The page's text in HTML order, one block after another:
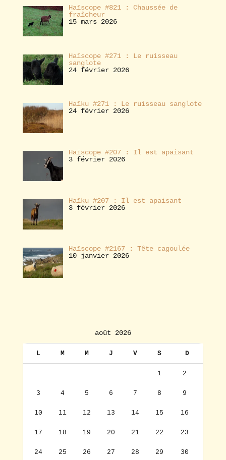
Haïscope #821 : Chaussée de
fraîcheur
15 mars 2026
Haïscope #271 : Le ruisseau
sanglote
24 février 2026
Haïku #271 : Le ruisseau sanglote
24 février 2026
Haïscope #207 : Il est apaisant
3 février 2026
Haïku #207 : Il est apaisant
3 février 2026
Haïscope #2167 : Tête cagoulée
10 janvier 2026
août 2026
L M M J V S D
1 2
3 4 5 6 7 8 9
10 11 12 13 14 15 16
17 18 19 20 21 22 23
24 25 26 27 28 29 30